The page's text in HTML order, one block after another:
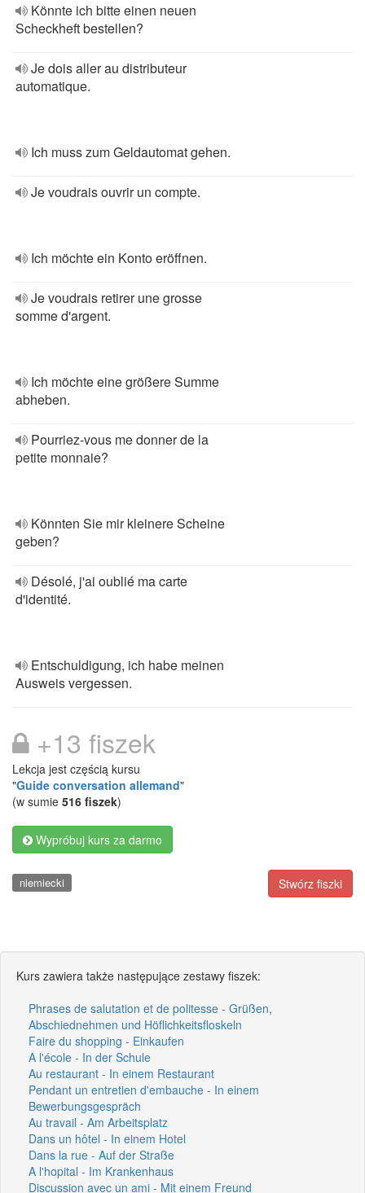
Könnte ich bitte einen neuen
Scheckheft bestellen?
Je dois aller au distributeur
automatique.
Ich muss zum Geldautomat gehen.
Je voudrais ouvrir un compte.
Ich möchte ein Konto eröffnen.
Je voudrais retirer une grosse
somme d'argent.
Ich möchte eine größere Summe
abheben.
Pourriez-vous me donner de la
petite monnaie?
Könnten Sie mir kleinere Scheine
geben?
Désolé, j'ai oublié ma carte
d'identité.
Entschuldigung, ich habe meinen
Ausweis vergessen.
+13 fiszek
Lekcja jest częścią kursu
"Guide conversation allemand"
(w sumie 516 fiszek)
Wypróbuj kurs za darmo
Stwórz fiszki
niemiecki
Kurs zawiera także następujące zestawy fiszek:
Phrases de salutation et de politesse - Grüßen,
Abschiednehmen und Höflichkeitsfloskeln
Faire du shopping - Einkaufen
A l'école - In der Schule
Au restaurant - In einem Restaurant
Pendant un entretien d'embauche - In einem
Bewerbungsgespräch
Au travail - Am Arbeitsplatz
Dans un hôtel - In einem Hotel
Dans la rue - Auf der Straße
A l'hopital - Im Krankenhaus
Discussion avec un ami - Mit einem Freund